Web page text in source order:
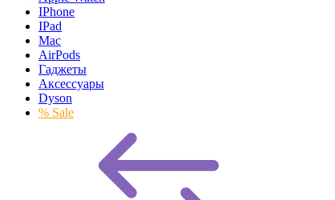
IPhone
IPad
Mac
AirPods
Гаджеты
Аксессуары
Dyson
% Sale